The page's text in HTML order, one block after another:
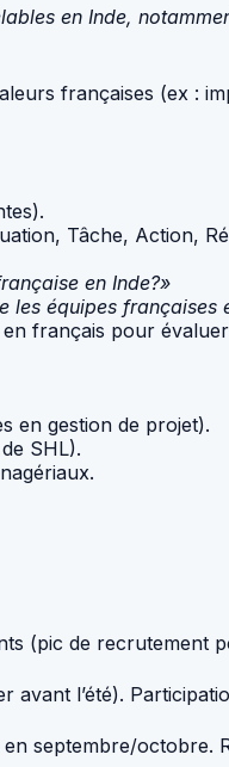
en Inde,
françaises (ex :
Tâche, Action,
en Inde?»
les équipes françaises
français pour
en gestion de projet).
SHL).
(pic de recrutement
avant l’été).
en septembre/octobre.